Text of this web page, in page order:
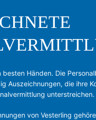
besten Händen. Die
Auszeichnungen, die ihre
unterstreichen.
von Vesterling